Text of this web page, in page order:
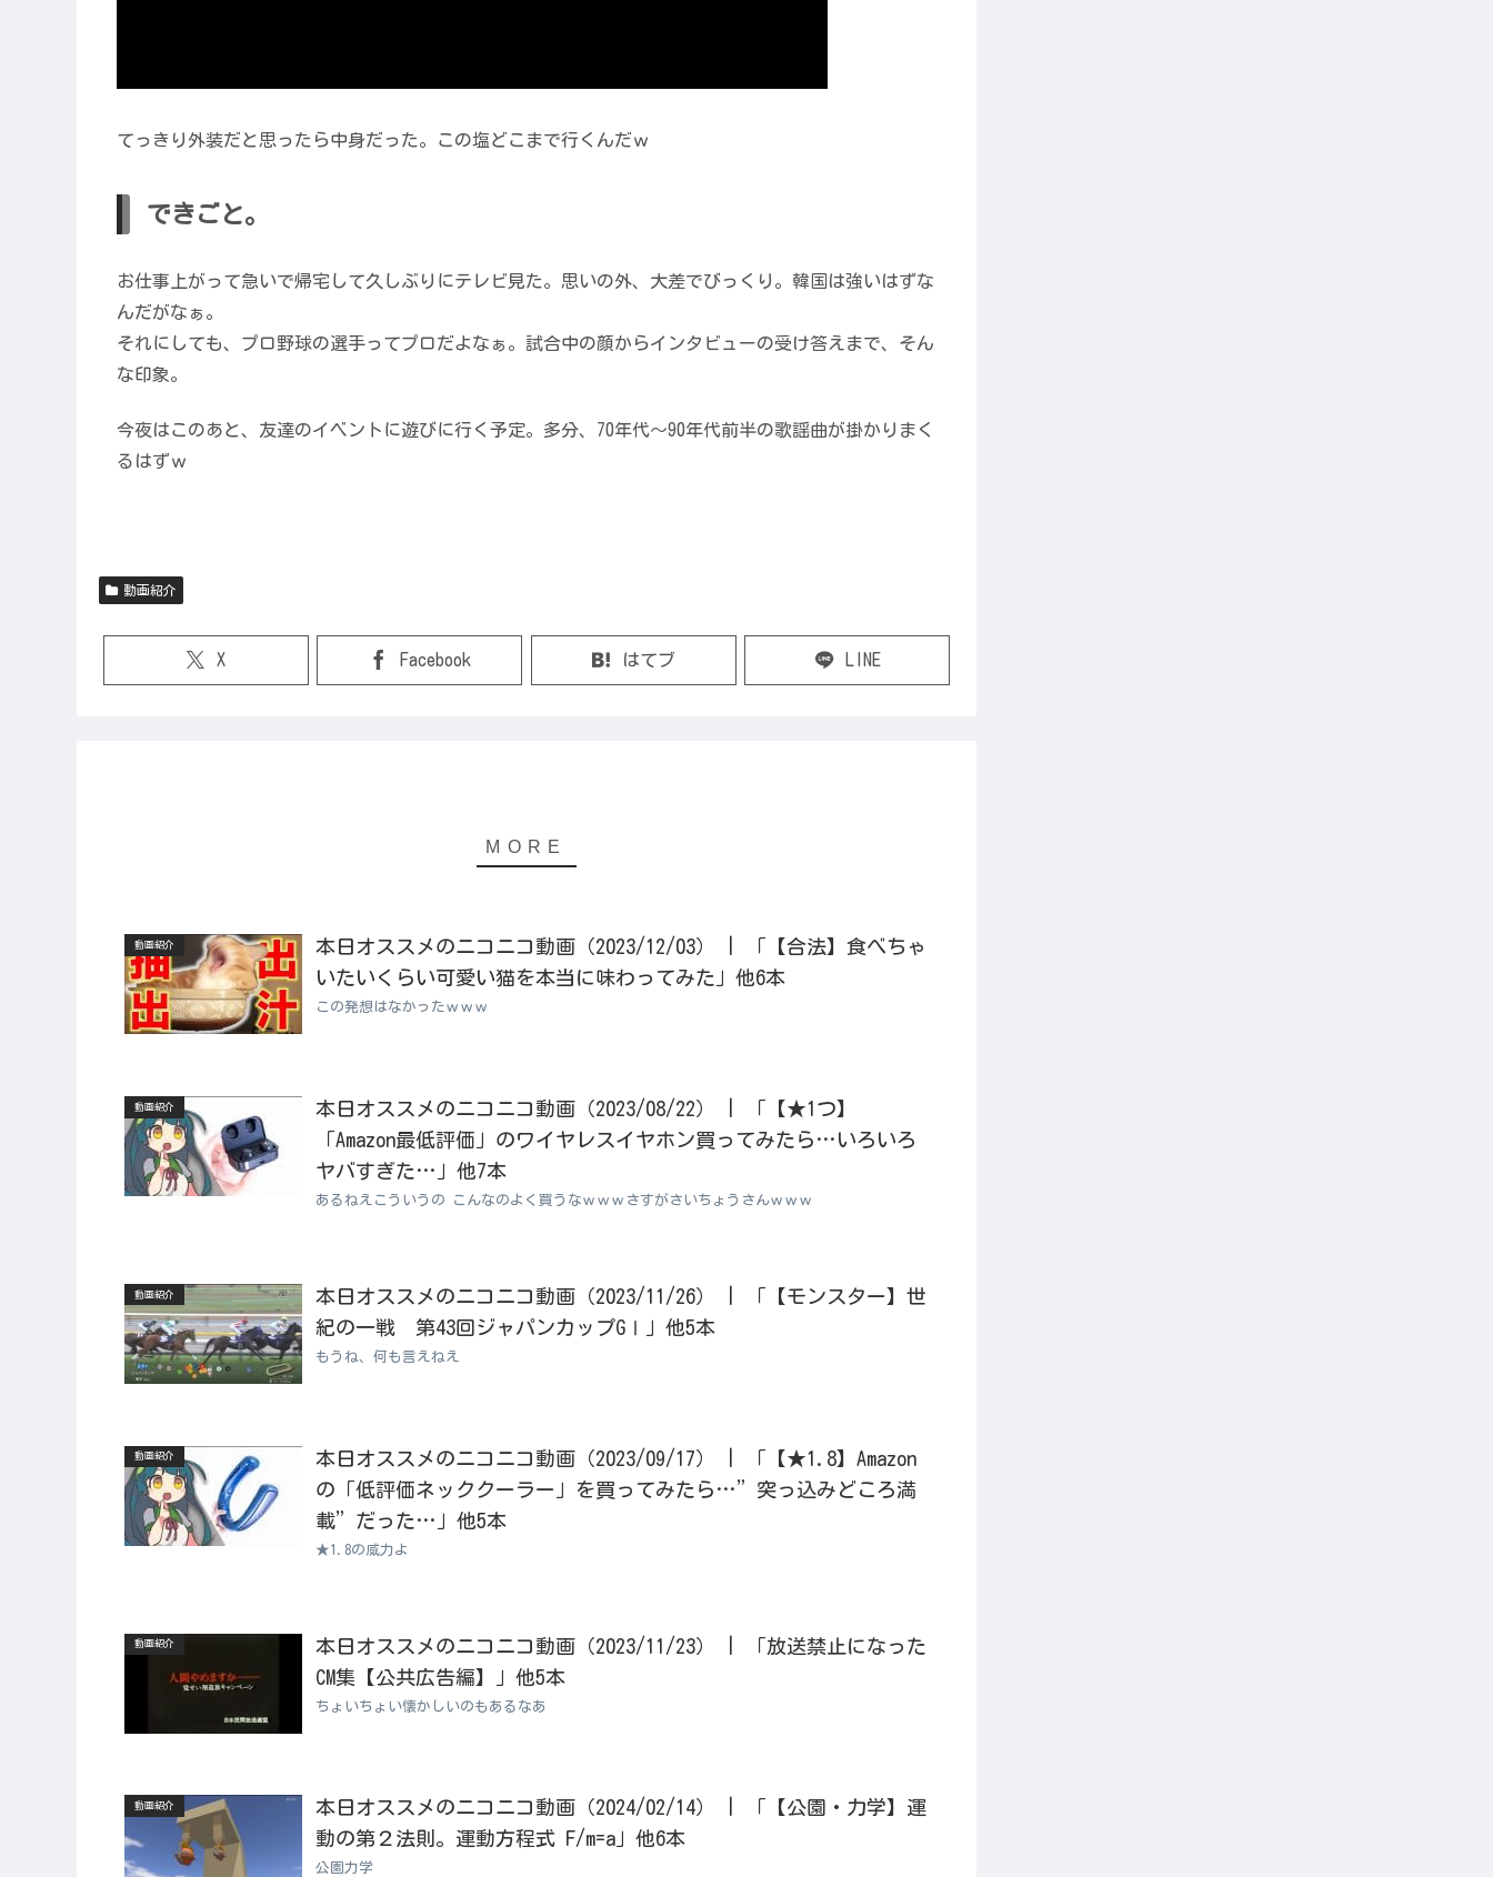
てっきり外装だと思ったら中身だった。この塩どこまで行くんだｗ
できごと。
お仕事上がって急いで帰宅して久しぶりにテレビ見た。思いの外、大差でびっくり。韓国は強いはずな
んだがなぁ。
それにしても、プロ野球の選手ってプロだよなぁ。試合中の顔からインタビューの受け答えまで、そん
な印象。
今夜はこのあと、友達のイベントに遊びに行く予定。多分、70年代～90年代前半の歌謡曲が掛かりまく
るはずｗ
動画紹介
X Facebook はてブ LINE
動画紹介
本日オススメのニコニコ動画（2023/12/03） | 「【合法】食べちゃ
いたいくらい可愛い猫を本当に味わってみた」他6本
この発想はなかったｗｗｗ
動画紹介
本日オススメのニコニコ動画（2023/08/22） | 「【★1つ】
「Amazon最低評価」のワイヤレスイヤホン買ってみたら…いろいろ
ヤバすぎた…」他7本
あるねえこういうの こんなのよく買うなｗｗｗさすがさいちょうさんｗｗｗ
動画紹介
本日オススメのニコニコ動画（2023/11/26） | 「【モンスター】世
紀の一戦 第43回ジャパンカップGⅠ」他5本
もうね、何も言えねえ
動画紹介
本日オススメのニコニコ動画（2023/09/17） | 「【★1.8】Amazon
の「低評価ネッククーラー」を買ってみたら…”突っ込みどころ満
載”だった…」他5本
★1.8の威力よ
動画紹介
本日オススメのニコニコ動画（2023/11/23） | 「放送禁止になった
CM集【公共広告編】」他5本
ちょいちょい懐かしいのもあるなあ
動画紹介
本日オススメのニコニコ動画（2024/02/14） | 「【公園・力学】運
動の第２法則。運動方程式 F/m=a」他6本
公園力学